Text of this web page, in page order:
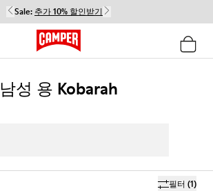
Sale: 추가 10% 할인받기
남성 용 Kobarah
필터 (1)